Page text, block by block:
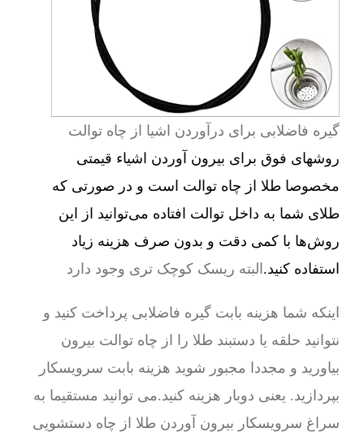
گیره فاضلابی برای درآوردن اشیا از چاه توالت
روشهای فوق برای بیرون آوردن اشیاء قیمتی
مخصوصا طلا از چاه توالت است و در صورتی که
طلای شما به داخل توالت افتاده می‌توانید از این
روش‌ها با کمی دقت و بدون صرف هزینه زیاد
استفاده کنید.البته ریسک کوچک تری وجود دارد
اینکه شما هزینه بابت گیره فاضلابی پرداخت کنید و
نتوانید حلقه یا دستبند طلا را از چاه توالت بیرون
بیاورید و مجددا مجبور شوید هزینه بابت سرویسکار
بپردازید. یعنی دوبار هزینه کنید.می توانید مستقیما به
سراغ سرویسکار بیرون آوردن طلا از چاه دستشویی